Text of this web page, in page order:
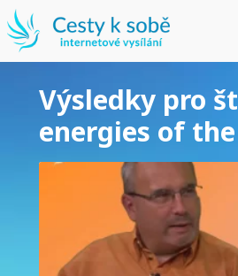
Výsledky pro
energies of